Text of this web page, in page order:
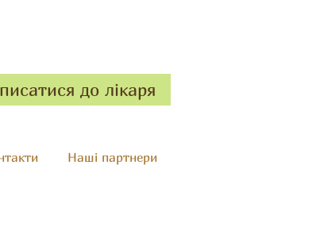
до лікаря
Наші партнери